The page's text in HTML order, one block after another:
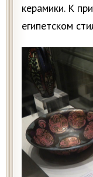
керамики. К
египетском